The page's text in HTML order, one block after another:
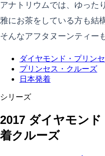
アナトリウムでは、ゆった
雅にお茶をしている方も結
そんなアフタヌーンティー
ダイヤモンド・プリン
プリンセス・クルーズ
日本発着
シリーズ
2017 ダイヤモン
着クルーズ